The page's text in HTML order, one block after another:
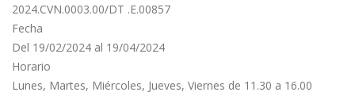
2024.CVN.0003.00/DT .E.00857
Fecha
Del 19/02/2024 al 19/04/2024
Horario
Lunes, Martes, Miércoles, Jueves, Viernes de 11.30 a 16.00